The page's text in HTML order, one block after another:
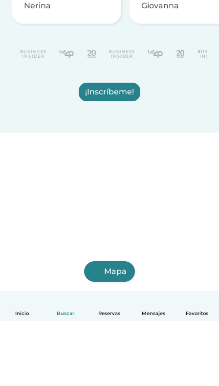
Inicio Buscar Reservas Mensajes Favoritos
Nerina Giovanna
¡Inscríbeme!
Mapa